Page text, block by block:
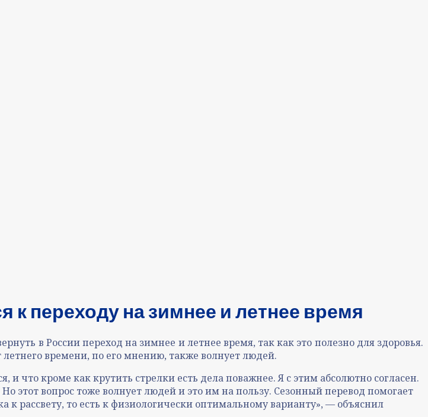
переходу на зимнее и летнее время
в России переход на зимнее и летнее время, так как это полезно для здоровья.
летнего времени, по его мнению, также волнует людей.
что кроме как крутить стрелки есть дела поважнее. Я с этим абсолютно согласен.
этот вопрос тоже волнует людей и это им на пользу. Сезонный перевод помогает
рассвету, то есть к физиологически оптимальному варианту», — объяснил